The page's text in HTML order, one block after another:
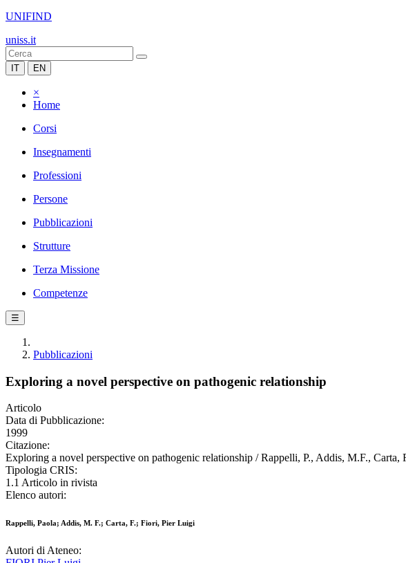
UNIFIND
uniss.it
IT EN
×
Home
Corsi
Insegnamenti
Professioni
Persone
Pubblicazioni
Strutture
Terza Missione
Competenze
☰
Pubblicazioni
Exploring a novel perspective on pathogenic relationship
Articolo
Data di Pubblicazione:
1999
Citazione:
Exploring a novel perspective on pathogenic relationship / Rappelli, P., Addis, M.F.,
Tipologia CRIS:
1.1 Articolo in rivista
Elenco autori:
Rappelli, Paola; Addis, M. F.; Carta, F.; Fiori, Pier Luigi
Autori di Ateneo: